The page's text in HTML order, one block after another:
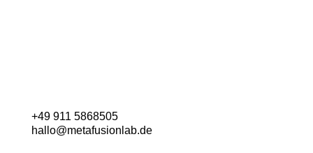
+49 911 5868505
hallo@metafusionlab.de